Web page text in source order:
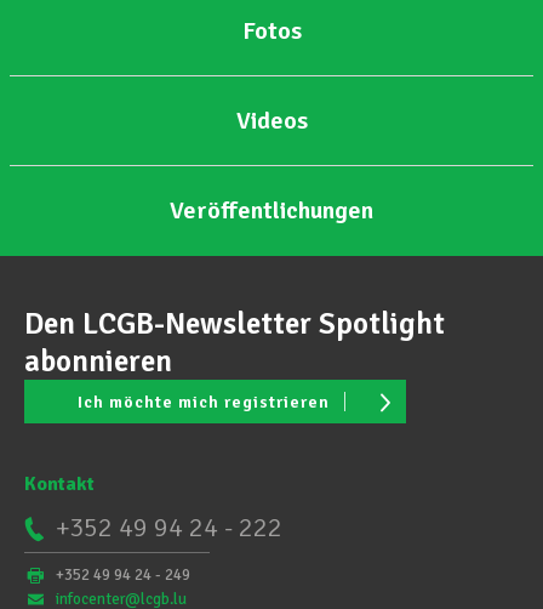
Fotos
Videos
Veröffentlichungen
Den LCGB-Newsletter Spotlight
abonnieren
Ich möchte mich registrieren
Kontakt
+352 49 94 24 - 222
+352 49 94 24 - 249
infocenter@lcgb.lu